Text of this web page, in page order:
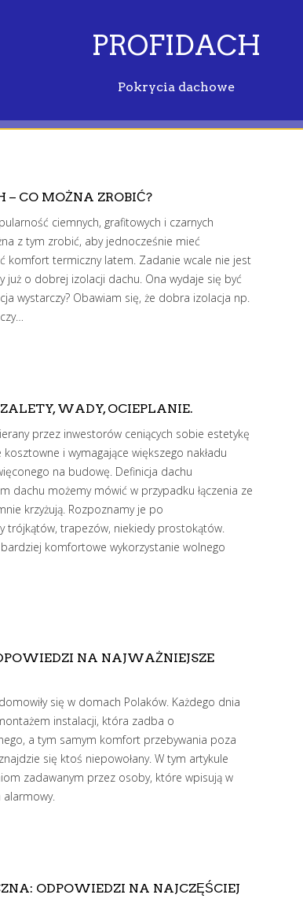
PROFIDACH
Pokrycia dachowe
– CO MOŻNA ZROBIĆ?
ciemnych, grafitowych i czarnych
z tym zrobić, aby jednocześnie mieć
komfort termiczny latem. Zadanie wcale nie jest
już o dobrej izolacji dachu. Ona wydaje się być
wystarczy? Obawiam się, że dobra izolacja np.
WADY, OCIEPLANIE.
przez inwestorów ceniących sobie estetykę
i wymagające większego nakładu
na budowę. Definicja dachu
dachu możemy mówić w przypadku łączenia ze
krzyżują. Rozpoznamy je po
trójkątów, trapezów, niekiedy prostokątów.
komfortowe wykorzystanie wolnego
NA NAJWAŻNIEJSZE
się w domach Polaków. Każdego dnia
instalacji, która zadba o
a tym samym komfort przebywania poza
się ktoś niepowołany. W tym artykule
zadawanym przez osoby, które wpisują w
alarmowy.
ODPOWIEDZI NA NAJCZĘŚCIEJ